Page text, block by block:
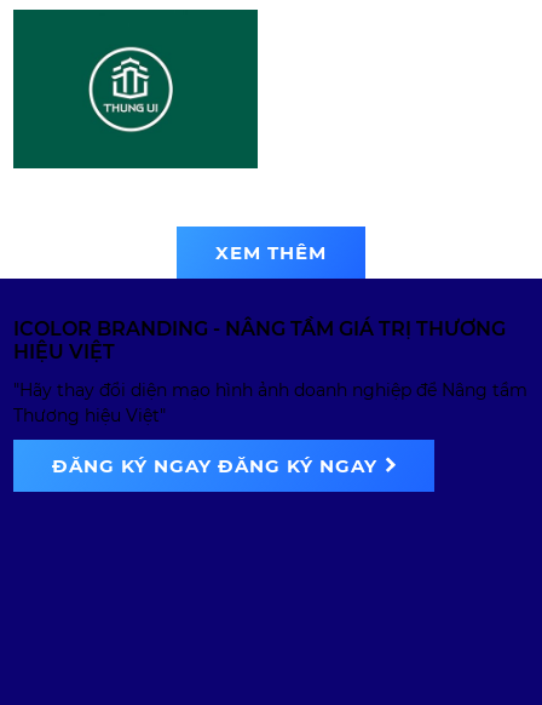
Noi Bai Horizon
Hotel Branding
Thung Ui | Logo
XEM THÊM
ICOLOR BRANDING - NÂNG TẦM GIÁ TRỊ THƯƠNG
HIỆU VIỆT
"Hãy thay đổi diện mạo hình ảnh doanh nghiệp để Nâng tầm
Thương hiệu Việt"
ĐĂNG KÝ NGAY ĐĂNG KÝ NGAY